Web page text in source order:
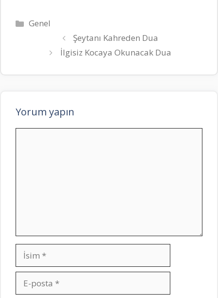
Kategoriler
Genel
Şeytanı Kahreden Dua
İlgisiz Kocaya Okunacak Dua
Yorum yapın
İsim
posta